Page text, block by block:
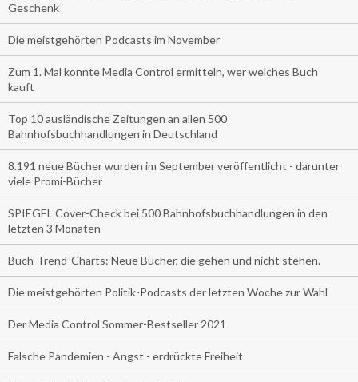
Geschenk
Die meistgehörten Podcasts im November
Zum 1. Mal konnte Media Control ermitteln, wer welches Buch
kauft
Top 10 ausländische Zeitungen an allen 500
Bahnhofsbuchhandlungen in Deutschland
8.191 neue Bücher wurden im September veröffentlicht - darunter
viele Promi-Bücher
SPIEGEL Cover-Check bei 500 Bahnhofsbuchhandlungen in den
letzten 3 Monaten
Buch-Trend-Charts: Neue Bücher, die gehen und nicht stehen.
Die meistgehörten Politik-Podcasts der letzten Woche zur Wahl
Der Media Control Sommer-Bestseller 2021
Falsche Pandemien - Angst - erdrückte Freiheit